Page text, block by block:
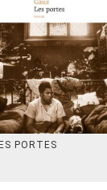
PORTES